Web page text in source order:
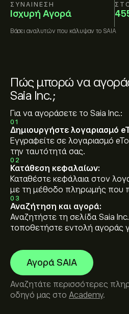
ΣΥΝΑΊΝΕΣΗ
Ισχυρή Αγορά
Βάσει αναλυτών που κάλυψαν το SAIA
Πώς μπορώ να
Saia Inc.;
Για να αγοράσετε το Saia Inc.:
01
Δημιουργήστε λογαριασμό
Εγγραφείτε σε λογαριασμό
την ταυτότητά σας.
02
Κατάθεση κεφαλαίων:
Καταθέστε κεφάλαια στον
με τη μέθοδο πληρωμής που
03
Αναζήτηση και αγορά:
Αναζητήστε τη σελίδα Saia Inc.
τοποθετήστε εντολή αγοράς
Αγορά SAIA
Αναζητάτε περισσότερες
οδηγό μας στο Academy.